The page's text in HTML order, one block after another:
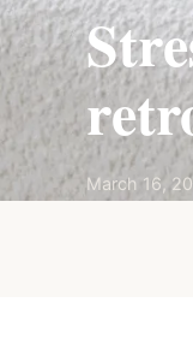
March 16,